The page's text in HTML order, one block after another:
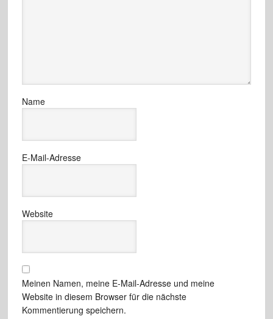
Name
E-Mail-Adresse
Website
Meinen Namen, meine E-Mail-Adresse und meine
Website in diesem Browser für die nächste
Kommentierung speichern.